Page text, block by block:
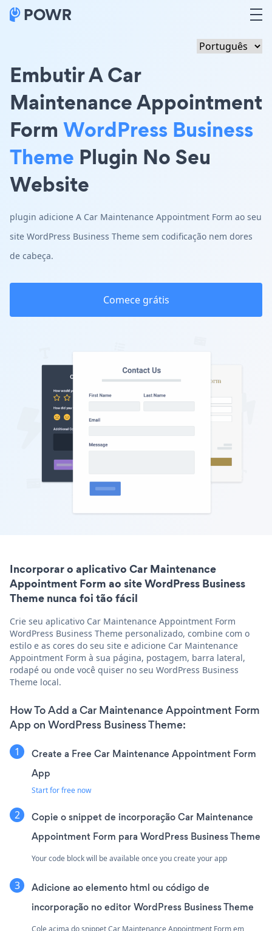
Embutir A Car
Maintenance Appointment
Form WordPress Business
Theme Plugin No Seu
Website
plugin adicione A Car Maintenance Appointment Form ao seu
site WordPress Business Theme sem codificação nem dores
de cabeça.
Comece grátis
Incorporar o aplicativo Car Maintenance
Appointment Form ao site WordPress Business
Theme nunca foi tão fácil
Crie seu aplicativo Car Maintenance Appointment Form
WordPress Business Theme personalizado, combine com o
estilo e as cores do seu site e adicione Car Maintenance
Appointment Form à sua página, postagem, barra lateral,
rodapé ou onde você quiser no seu WordPress Business
Theme local.
How To Add a Car Maintenance Appointment Form
App on WordPress Business Theme:
Create a Free Car Maintenance Appointment Form
App
Start for free now
Copie o snippet de incorporação Car Maintenance
Appointment Form para WordPress Business Theme
Your code block will be available once you create your app
Adicione ao elemento html ou código de
incorporação no editor WordPress Business Theme
Cole acima do snippet Car Maintenance Appointment Form em